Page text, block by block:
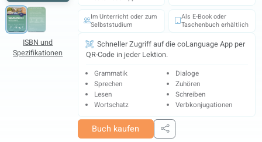
kostenlose App Amtlicher EU-
Selbststudium
Taschenbuch
Schneller Zugriff auf die coLanguage App
QR-Code in jeder Lektion.
Grammatik
Dialoge
Zuhören
Lesen
Wortschatz